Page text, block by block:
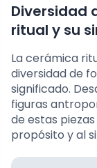
Diversidad
ritual y su
La cerámica
diversidad de
significado.
figuras
de estas
propósito y al